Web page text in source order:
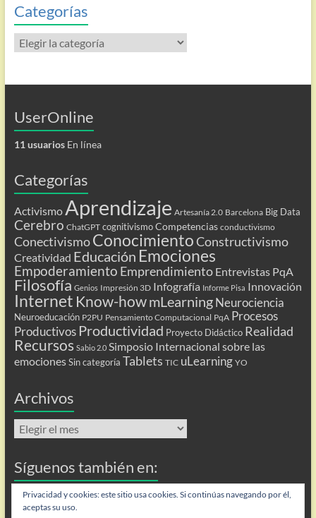
Categorías
Categorías
UserOnline
11 usuariosEn línea
Categorías
Activismo Aprendizaje Artesanía 2.0 Barcelona Big Data
Cerebro ChatGPT cognitivismo Competencias conductivismo
ConectivismoConocimientoConstructivismo
Creatividad Educación Emociones
Empoderamiento Emprendimiento Entrevistas PqA
Filosofía Genios Impresión 3D Infografía Informe Pisa Innovación
Internet Know-howmLearning Neurociencia
Neuroeducación P2PU Pensamiento Computacional PqA Procesos
Productivos Productividad Proyecto Didáctico Realidad
Recursos Sabio 2.0 Simposio Internacional sobre las
emociones Sin categoría Tablets TIC uLearning YO
Archivos
Archivos
Síguenos también en:
Flip
Privacidad y cookies: este sitio usa cookies. Si continúas navegando por él,
aceptas su uso.